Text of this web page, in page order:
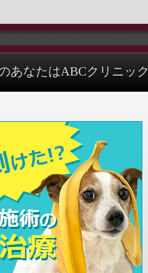
あなたはABCクリニック